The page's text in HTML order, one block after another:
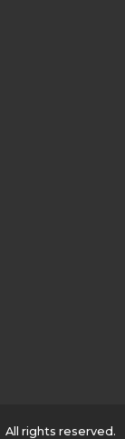
All rights reserved.